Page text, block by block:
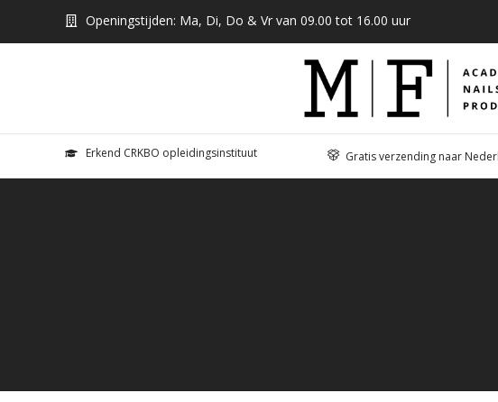
Openingstijden: Ma, Di, Do & Vr van 09.00 tot 16.00 uur
Erkend CRKBO opleidingsinstituut Gratis verzending naar